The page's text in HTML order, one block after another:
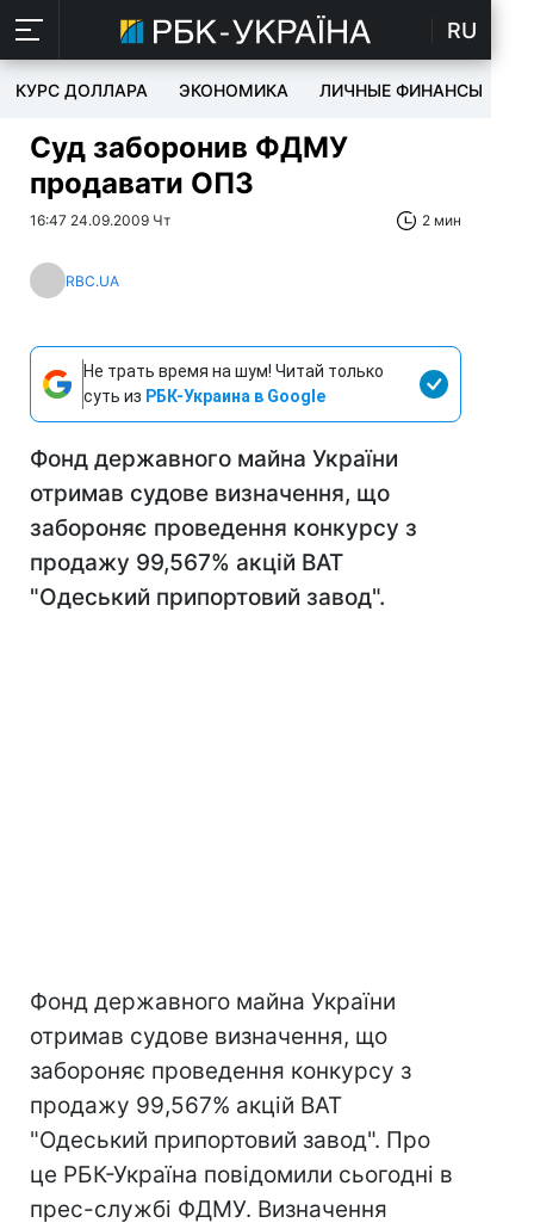
RU
КУРС ДОЛЛАРА ЭКОНОМИКА ЛИЧНЫЕ ФИНАНСЫ
Суд заборонив ФДМУ
продавати ОПЗ
16:47 24.09.2009 Чт 2 мин
RBC.UA
Не трать время на шум! Читай только
суть из РБК-Украина в Google
Фонд державного майна України
отримав судове визначення, що
забороняє проведення конкурсу з
продажу 99,567% акцій ВАТ
"Одеський припортовий завод".
Фонд державного майна України
отримав судове визначення, що
забороняє проведення конкурсу з
продажу 99,567% акцій ВАТ
"Одеський припортовий завод". Про
це РБК-Україна повідомили сьогодні в
прес-службі ФДМУ. Визначення